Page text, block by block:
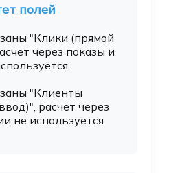
полей
"Клики (прямой
через показы и
"Клиенты
расчет через
не используется